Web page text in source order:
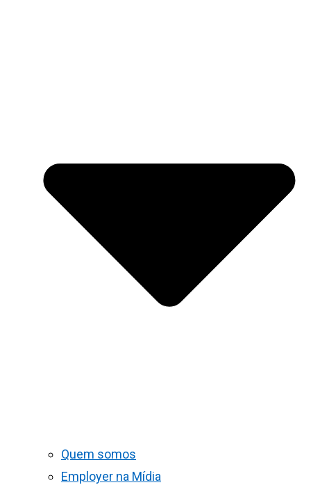
Quem somos
Employer na Mídia